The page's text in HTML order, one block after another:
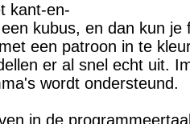
kant-en-
kubus, en dan kun
een patroon in te
er al snel echt uit.
wordt ondersteund.
in de